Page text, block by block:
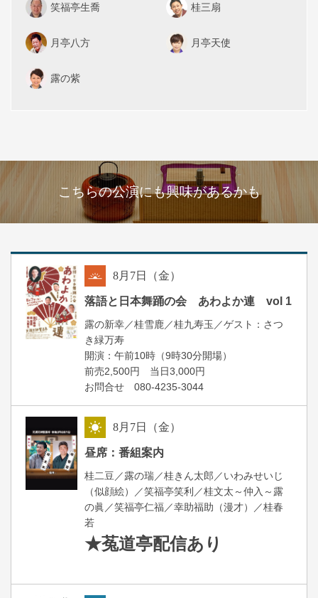
笑福亭生喬 桂三扇
月亭八方 月亭天使
露の紫
こちらの公演にも興味があるかも
8月 7日（金）
落語と日本舞踊の会 あわよか連 vol 1
露の新幸／桂雪鹿／桂九寿玉／ゲスト：さつ
き緑万寿
開演：午前10時（9時30分開場）
前売2,500円 当日3,000円
お問合せ 080-4235-3044
8月 7日（金）
昼席：番組案内
桂二豆／露の瑞／桂きん太郎／いわみせいじ
（似顔絵）／笑福亭笑利／桂文太～仲入～露
の眞／笑福亭仁福／幸助福助（漫才）／桂春
若
★菟道亭配信あり